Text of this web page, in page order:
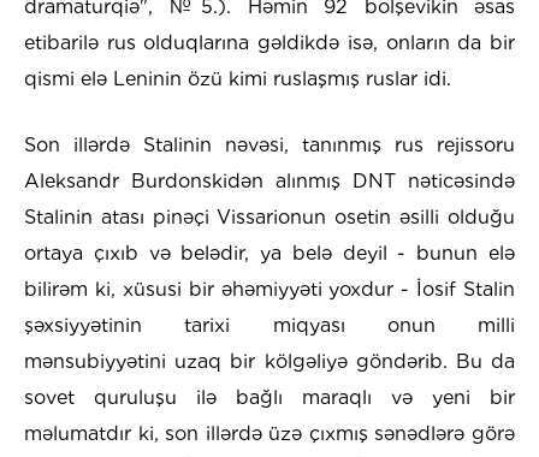
dramaturqiə", №5.). Həmin 92 bolşevikin əsas
etibarilə rus olduqlarına gəldikdə isə, onların da bir
qismi elə Leninin özü kimi ruslaşmış ruslar idi.
Son illərdə Stalinin nəvəsi, tanınmış rus rejissoru
Aleksandr Burdonskidən alınmış DNT nəticəsində
Stalinin atası pinəçi Vissarionun osetin əsilli olduğu
ortaya çıxıb və belədir, ya belə deyil - bunun elə
bilirəm ki, xüsusi bir əhəmiyyəti yoxdur - İosif Stalin
şəxsiyyətinin tarixi miqyası onun milli
mənsubiyyətini uzaq bir kölgəliyə göndərib. Bu da
sovet quruluşu ilə bağlı maraqlı və yeni bir
məlumatdır ki, son illərdə üzə çıxmış sənədlərə görə